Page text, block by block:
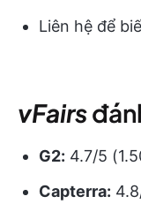
Liên hệ để
vFairs
G2: 4.7/5
Capterra: